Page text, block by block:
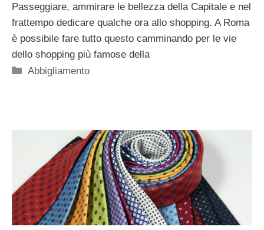
Passeggiare, ammirare le bellezza della Capitale e nel
frattempo dedicare qualche ora allo shopping. A Roma
è possibile fare tutto questo camminando per le vie
dello shopping più famose della
Categorie
Abbigliamento